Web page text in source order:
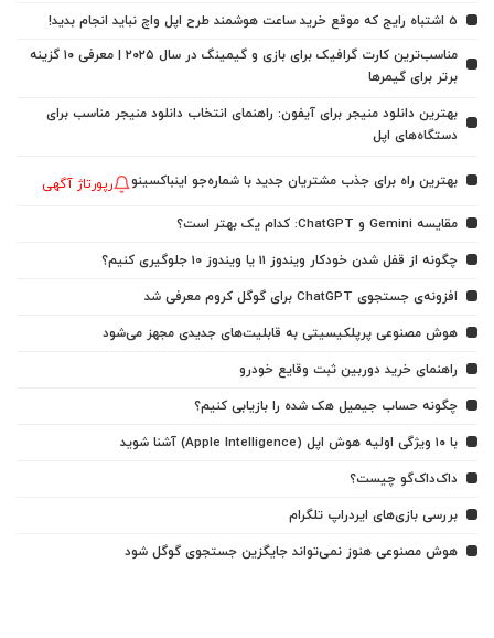
5 اشتباه رایج که موقع خرید ساعت هوشمند طرح اپل واچ نباید انجام بدید!
مناسب‌ترین کارت گرافیک برای بازی و گیمینگ در سال ۲۰۲۵ | معرفی ۱۰ گزینه
برتر برای گیمرها
بهترین دانلود منیجر برای آیفون: راهنمای انتخاب دانلود منیجر مناسب برای
دستگاه‌های اپل
بهترین راه برای جذب مشتریان جدید با شماره‌جو اینباکسینو رپورتاژ آگهی
مقایسه Gemini و ChatGPT: کدام یک بهتر است؟
چگونه از قفل شدن خودکار ویندوز 11 یا ویندوز 10 جلوگیری کنیم؟
افزونه‌ی جستجوی ChatGPT برای گوگل کروم معرفی شد
هوش مصنوعی پرپلکیسیتی به قابلیت‌های جدیدی مجهز می‌شود
راهنمای خرید دوربین ثبت وقایع خودرو
چگونه حساب جیمیل هک شده را بازیابی کنیم؟
با ۱۰ ویژگی اولیه هوش اپل (Apple Intelligence) آشنا شوید
داک‌داک‌گو چیست؟
بررسی بازی‌های ایردراپ تلگرام
هوش مصنوعی هنوز نمی‌تواند جایگزین جستجوی گوگل شود